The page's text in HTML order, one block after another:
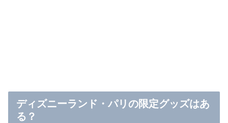
ディズニーランド・パリの限定グッズはあ
る？